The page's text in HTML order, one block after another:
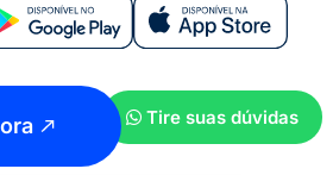
Tire suas dúvidas